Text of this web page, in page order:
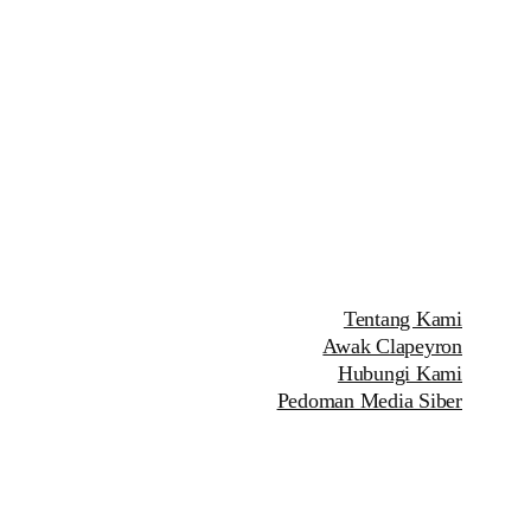
Tentang Kami
Awak Clapeyron
Hubungi Kami
Pedoman Media Siber